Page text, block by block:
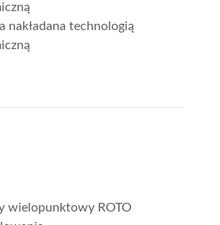
nakładana technologią
wielopunktowy ROTO